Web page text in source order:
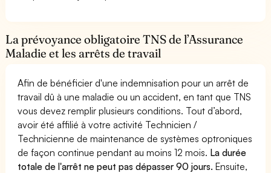
La prévoyance obligatoire TNS de l’Assurance
Maladie et les arrêts de travail
Afin de bénéficier d'une indemnisation pour un arrêt de
travail dû à une maladie ou un accident, en tant que TNS
vous devez remplir plusieurs conditions. Tout d’abord,
avoir été affilié à votre activité Technicien /
Technicienne de maintenance de systèmes optroniques
de façon continue pendant au moins 12 mois. La durée
totale de l'arrêt ne peut pas dépasser 90 jours. Ensuite,